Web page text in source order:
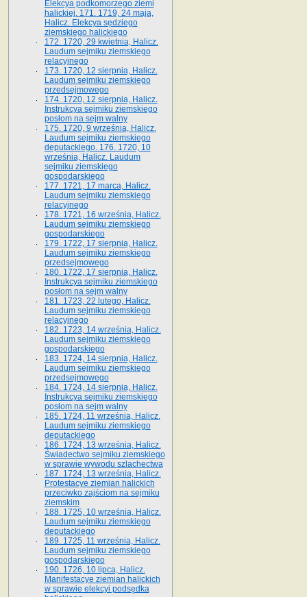
Elekcya podkomorzego ziemi
halickiej. 171. 1719, 24 maja,
Halicz. Elekcya sędziego
ziemskiego halickiego
172. 1720, 29 kwietnia, Halicz.
Laudum sejmiku ziemskiego
relacyjnego
173. 1720, 12 sierpnia, Halicz.
Laudum sejmiku ziemskiego
przedsejmowego
174. 1720, 12 sierpnia, Halicz.
Instrukcya sejmiku ziemskiego
posłom na sejm walny
175. 1720, 9 września, Halicz.
Laudum sejmiku ziemskiego
deputackiego. 176. 1720, 10
września, Halicz. Laudum
sejmiku ziemskiego
gospodarskiego
177. 1721, 17 marca, Halicz.
Laudum sejmiku ziemskiego
relacyjnego
178. 1721, 16 września, Halicz.
Laudum sejmiku ziemskiego
gospodarskiego
179. 1722, 17 sierpnia, Halicz.
Laudum sejmiku ziemskiego
przedsejmowego
180. 1722, 17 sierpnia, Halicz.
Instrukcya sejmiku ziemskiego
posłom na sejm walny
181. 1723, 22 lutego, Halicz.
Laudum sejmiku ziemskiego
relacyjnego
182. 1723, 14 września, Halicz.
Laudum sejmiku ziemskiego
gospodarskiego
183. 1724, 14 sierpnia, Halicz.
Laudum sejmiku ziemskiego
przedsejmowego
184. 1724, 14 sierpnia, Halicz.
Instrukcya sejmiku ziemskiego
posłom na sejm walny
185. 1724, 11 września, Halicz.
Laudum sejmiku ziemskiego
deputackiego
186. 1724, 13 września, Halicz.
Świadectwo sejmiku ziemskiego
w sprawie wywodu szlachectwa
187. 1724, 13 września, Halicz.
Protestacye ziemian halickich
przeciwko zajściom na sejmiku
ziemskim
188. 1725, 10 września, Halicz.
Laudum sejmiku ziemskiego
deputackiego
189. 1725, 11 września, Halicz.
Laudum sejmiku ziemskiego
gospodarskiego
190. 1726, 10 lipca, Halicz.
Manifestacye ziemian halickich
w sprawie elekcyi podsędka